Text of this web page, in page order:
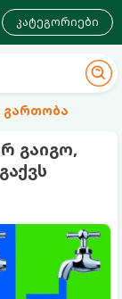
კატეგორიები
გართობა
გაიგო,